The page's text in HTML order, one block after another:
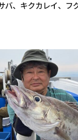
バ、キクカレイ、フ